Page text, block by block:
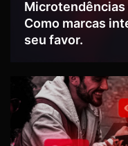
Como marcas
seu favor.